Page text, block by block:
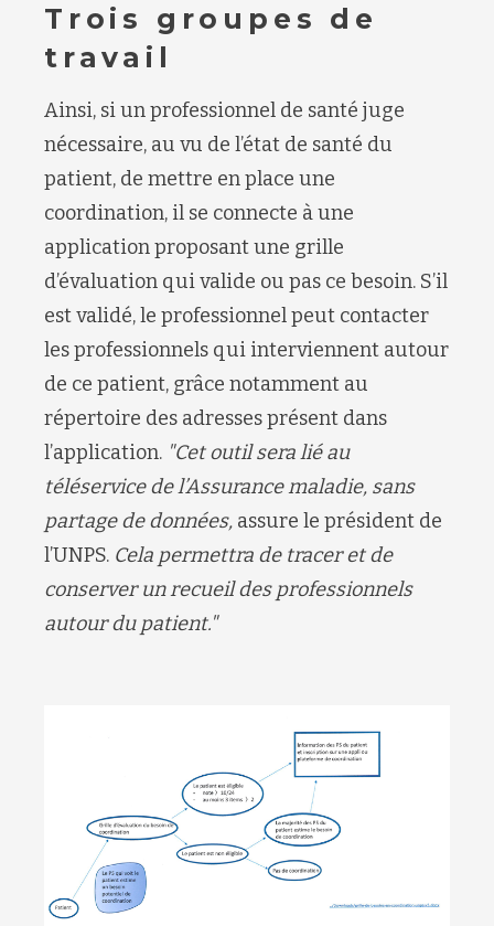
Trois groupes de
travail
Ainsi, si un professionnel de santé juge
nécessaire, au vu de l’état de santé du
patient, de mettre en place une
coordination, il se connecte à une
application proposant une grille
d’évaluation qui valide ou pas ce besoin. S’il
est validé, le professionnel peut contacter
les professionnels qui interviennent autour
de ce patient, grâce notamment au
répertoire des adresses présent dans
l’application. "Cet outil sera lié au
téléservice de l’Assurance maladie, sans
partage de données, assure le président de
l’UNPS. Cela permettra de tracer et de
conserver un recueil des professionnels
autour du patient."